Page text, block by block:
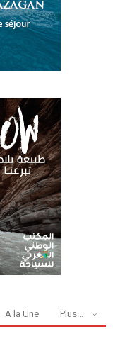
A la Une Plus...